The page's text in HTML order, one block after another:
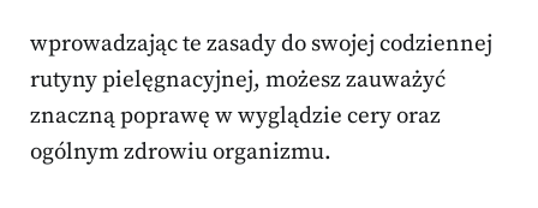
wprowadzając te zasady do swojej codziennej
rutyny pielęgnacyjnej, możesz zauważyć
znaczną poprawę w wyglądzie cery oraz
ogólnym zdrowiu organizmu.